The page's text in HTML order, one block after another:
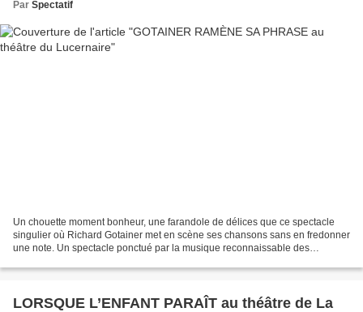
Par Spectatif
Un chouette moment bonheur, une farandole de délices que ce spectacle
singulier où Richard Gotainer met en scène ses chansons sans en fredonner
une note. Un spectacle ponctué par la musique reconnaissable des
LORSQUE L’ENFANT PARAÎT au théâtre de La